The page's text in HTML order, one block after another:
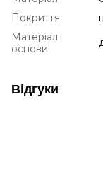
Покриття
Матеріал
основи
Відгуки